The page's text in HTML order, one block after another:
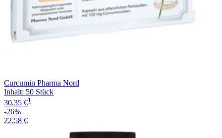
Curcumin Pharma Nord
Inhalt: 50 Stück
30,35 €1
-26%
22,58 €